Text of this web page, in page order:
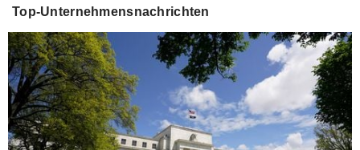
Top-Unternehmensnachrichten